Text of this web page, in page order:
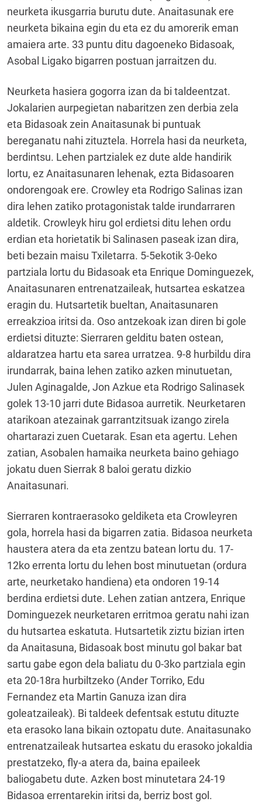
neurketa ikusgarria burutu dute. Anaitasunak ere
neurketa bikaina egin du eta ez du amorerik eman
amaiera arte. 33 puntu ditu dagoeneko Bidasoak,
Asobal Ligako bigarren postuan jarraitzen du.
Neurketa hasiera gogorra izan da bi taldeentzat.
Jokalarien aurpegietan nabaritzen zen derbia zela
eta Bidasoak zein Anaitasunak bi puntuak
bereganatu nahi zituztela. Horrela hasi da neurketa,
berdintsu. Lehen partzialek ez dute alde handirik
lortu, ez Anaitasunaren lehenak, ezta Bidasoaren
ondorengoak ere. Crowley eta Rodrigo Salinas izan
dira lehen zatiko protagonistak talde irundarraren
aldetik. Crowleyk hiru gol erdietsi ditu lehen ordu
erdian eta horietatik bi Salinasen paseak izan dira,
beti bezain maisu Txiletarra. 5-5ekotik 3-0eko
partziala lortu du Bidasoak eta Enrique Dominguezek,
Anaitasunaren entrenatzaileak, hutsartea eskatzea
eragin du. Hutsartetik bueltan, Anaitasunaren
erreakzioa iritsi da. Oso antzekoak izan diren bi gole
erdietsi dituzte: Sierraren gelditu baten ostean,
aldaratzea hartu eta sarea urratzea. 9-8 hurbildu dira
irundarrak, baina lehen zatiko azken minutuetan,
Julen Aginagalde, Jon Azkue eta Rodrigo Salinasek
golek 13-10 jarri dute Bidasoa aurretik. Neurketaren
atarikoan atezainak garrantzitsuak izango zirela
ohartarazi zuen Cuetarak. Esan eta agertu. Lehen
zatian, Asobalen hamaika neurketa baino gehiago
jokatu duen Sierrak 8 baloi geratu dizkio
Anaitasunari.
Sierraren kontraerasoko geldiketa eta Crowleyren
gola, horrela hasi da bigarren zatia. Bidasoa neurketa
haustera atera da eta zentzu batean lortu du. 17-
12ko errenta lortu du lehen bost minutuetan (ordura
arte, neurketako handiena) eta ondoren 19-14
berdina erdietsi dute. Lehen zatian antzera, Enrique
Dominguezek neurketaren erritmoa geratu nahi izan
du hutsartea eskatuta. Hutsartetik ziztu bizian irten
da Anaitasuna, Bidasoak bost minutu gol bakar bat
sartu gabe egon dela baliatu du 0-3ko partziala egin
eta 20-18ra hurbiltzeko (Ander Torriko, Edu
Fernandez eta Martin Ganuza izan dira
goleatzaileak). Bi taldeek defentsak estutu dituzte
eta erasoko lana bikain oztopatu dute. Anaitasunako
entrenatzaileak hutsartea eskatu du erasoko jokaldia
prestatzeko, fly-a atera da, baina epaileek
baliogabetu dute. Azken bost minutetara 24-19
Bidasoa errentarekin iritsi da, berriz bost gol.